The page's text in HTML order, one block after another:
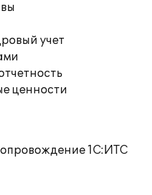
учет
ценности
1С:ИТС